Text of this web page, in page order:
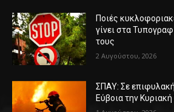
Ποιές
γίνει στα
τους
2 Αυγούστου, 2026
ΣΠΑΥ: Σε
Εύβοια την